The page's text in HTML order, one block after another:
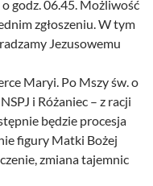
godz. 06.45. Możliwość
zgłoszeniu. W tym
Jezusowemu
Maryi. Po Mszy św. o
i Różaniec – z racji
będzie procesja
figury Matki Bożej
zmiana tajemnic